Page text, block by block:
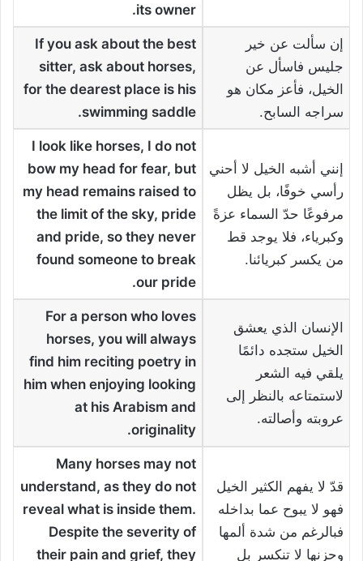
its owner
.
إن سألت عن خير
جليس فاسأل عن
الخيل، فأعز مكان هو
سراجه السابح.
If you ask about the best
sitter, ask about horses,
for the dearest place is his
swimming saddle
.
إنني أشبه الخيل لا أحني
رأسي خوفًا، بل يظل
مرفوعًا حدّ السماء عزةً
وكبرياء، فلا يوجد قط
من يكسر كبريائنا.
I look like horses, I do not
bow my head for fear, but
my head remains raised to
the limit of the sky, pride
and pride, so they never
found someone to break
our pride
.
الإنسان الذي يعشق
الخيل ستجده دائمًا
يلقي فيه الشعر
لاستمتاعه بالنظر إلى
عروبته وأصالته.
For a person who loves
horses, you will always
find him reciting poetry in
him when enjoying looking
at his Arabism and
originality
.
قدّ لا يفهم الكثير الخيل
فهو لا يبوح عما بداخله
فبالرغم من شدة ألمها
وحزنها لا تنكسر بل
Many horses may not
understand, as they do not
reveal what is inside them.
Despite the severity of
their pain and grief, they